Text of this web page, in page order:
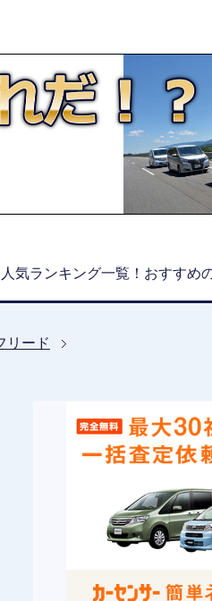
気ランキング一覧！おすすめ
リード